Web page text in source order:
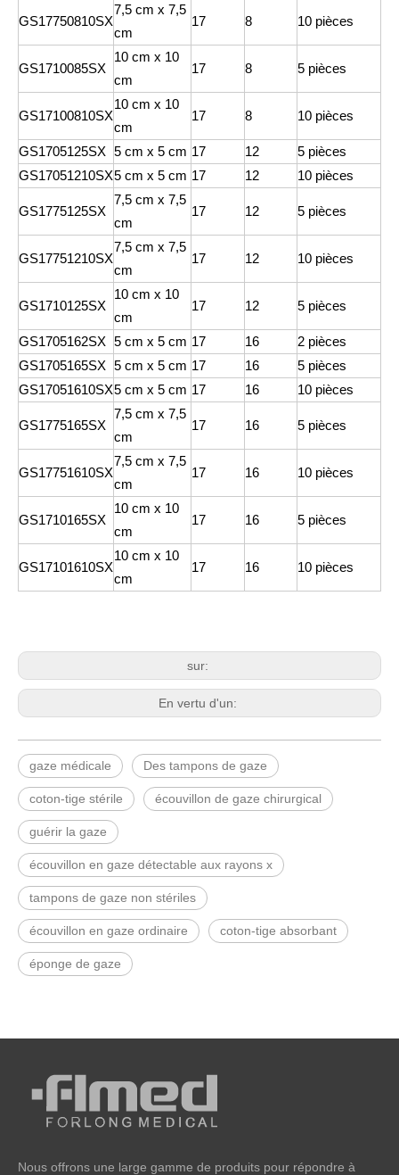
GS17750810SX
7,5 cm x 7,5
cm
17 8 10 pièces
GS1710085SX
10 cm x 10
cm
17 8 5 pièces
GS17100810SX
10 cm x 10
cm
17 8 10 pièces
GS1705125SX 5 cm x 5 cm 17 12
5 pièces
GS17051210SX5 cm x 5 cm 17 12 10 pièces
GS1775125SX
7,5 cm x 7,5
cm
17 12 5 pièces
GS17751210SX
7,5 cm x 7,5
cm
17 12 10 pièces
GS1710125SX
10 cm x 10
cm
17 12 5 pièces
GS1705162SX 5 cm x 5 cm 17 16
2 pièces
GS1705165SX 5 cm x 5 cm 17 16
5 pièces
GS17051610SX5 cm x 5 cm 17 16 10 pièces
GS1775165SX
7,5 cm x 7,5
cm
17 16 5 pièces
GS17751610SX
7,5 cm x 7,5
cm
17 16 10 pièces
GS1710165SX
10 cm x 10
cm
17 16 5 pièces
GS17101610SX
10 cm x 10
cm
17 16 10 pièces
sur:
En vertu d'un:
gaze médicale Des tampons de gaze
coton-tige stérile écouvillon de gaze chirurgical
guérir la gaze
écouvillon en gaze détectable aux rayons x
tampons de gaze non stériles
écouvillon en gaze ordinaire coton-tige absorbant
éponge de gaze
Nous offrons une large gamme de produits pour répondre à